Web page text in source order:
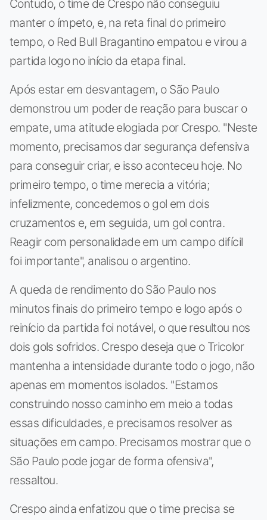
Contudo, o time de Crespo não conseguiu
manter o ímpeto, e, na reta final do primeiro
tempo, o Red Bull Bragantino empatou e virou a
partida logo no início da etapa final.
Após estar em desvantagem, o São Paulo
demonstrou um poder de reação para buscar o
empate, uma atitude elogiada por Crespo. "Neste
momento, precisamos dar segurança defensiva
para conseguir criar, e isso aconteceu hoje. No
primeiro tempo, o time merecia a vitória;
infelizmente, concedemos o gol em dois
cruzamentos e, em seguida, um gol contra.
Reagir com personalidade em um campo difícil
foi importante", analisou o argentino.
A queda de rendimento do São Paulo nos
minutos finais do primeiro tempo e logo após o
reinício da partida foi notável, o que resultou nos
dois gols sofridos. Crespo deseja que o Tricolor
mantenha a intensidade durante todo o jogo, não
apenas em momentos isolados. "Estamos
construindo nosso caminho em meio a todas
essas dificuldades, e precisamos resolver as
situações em campo. Precisamos mostrar que o
São Paulo pode jogar de forma ofensiva",
ressaltou.
Crespo ainda enfatizou que o time precisa se